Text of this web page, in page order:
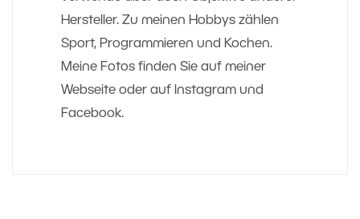
Hersteller. Zu meinen Hobbys zählen
Sport, Programmieren und Kochen.
Meine Fotos finden Sie auf meiner
Webseite oder auf Instagram und
Facebook.